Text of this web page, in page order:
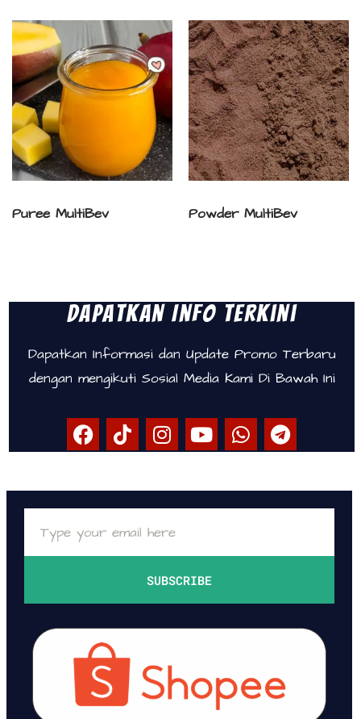
Puree MultiBev Powder MultiBev
Dapatkan Info Terkini
Dapatkan Informasi dan Update Promo Terbaru
dengan mengikuti Sosial Media Kami Di Bawah Ini
SUBSCRIBE